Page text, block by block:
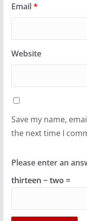
Email*
Website
Save my name,
the next time I
Please enter an
thirteen − two =